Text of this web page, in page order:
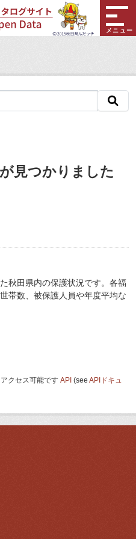
メニュー
見つかりました
秋田県内の保護状況です。各福
帯数、被保護人員や年度平均な
クセス可能です API (see APIドキュ